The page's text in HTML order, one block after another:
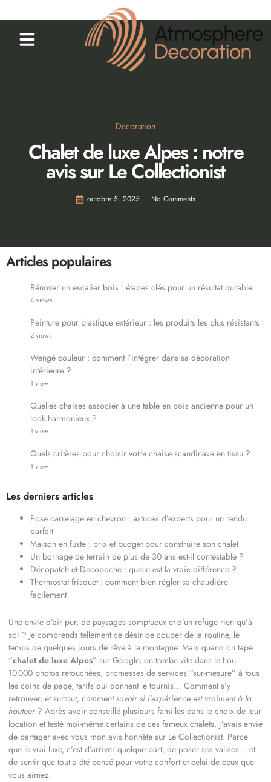
Decoration
Chalet de luxe Alpes : notre
avis sur Le Collectionist
octobre 5, 2025 No Comments
Une envie d’air pur, de paysages somptueux et d’un refuge rien qu’à
soi ? Je comprends tellement ce désir de couper de la routine, le
temps de quelques jours de rêve à la montagne. Mais quand on tape
“chalet de luxe Alpes” sur Google, on tombe vite dans le flou :
10 000 photos retouchées, promesses de services “sur-mesure” à tous
les coins de page, tarifs qui donnent le tournis… Comment s’y
retrouver, et surtout, comment savoir si l’expérience est vraiment à la
hauteur ? Après avoir conseillé plusieurs familles dans le choix de leur
location et testé moi-même certains de ces fameux chalets, j’avais envie
de partager avec vous mon avis honnête sur Le Collectionist. Parce
que le vrai luxe, c’est d’arriver quelque part, de poser ses valises… et
de sentir que tout a été pensé pour votre confort et celui de ceux que
vous aimez.
Articles populaires
Rénover un escalier bois : étapes clés pour un résultat durable
4 views
Peinture pour plastique extérieur : les produits les plus résistants
2 views
Wengé couleur : comment l’intégrer dans sa décoration
intérieure ?
1 view
Quelles chaises associer à une table en bois ancienne pour un
look harmonieux ?
1 view
Quels critères pour choisir votre chaise scandinave en tissu ?
1 view
Les derniers articles
Pose carrelage en chevron : astuces d’experts pour un rendu
parfait
Maison en fuste : prix et budget pour construire son chalet
Un bornage de terrain de plus de 30 ans est-il contestable ?
Décopatch et Decopoche : quelle est la vraie différence ?
Thermostat frisquet : comment bien régler sa chaudière
facilement